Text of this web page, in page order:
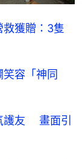
獲贈：3隻
容「神同
護友 畫面引